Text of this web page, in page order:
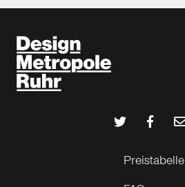
Preistabelle